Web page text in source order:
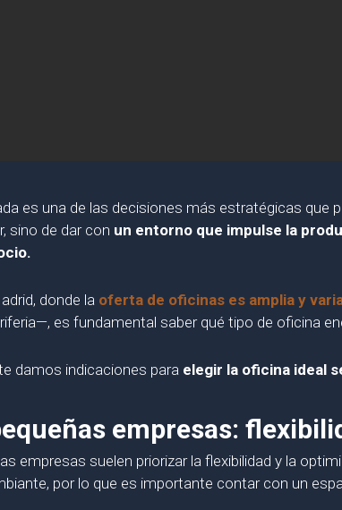
es una de las decisiones más estratégicas
sino de dar con un entorno que impulse la
donde la oferta de oficinas es amplia y
es fundamental saber qué tipo de oficina
damos indicaciones para elegir la oficina ideal
empresas:
empresas suelen priorizar la flexibilidad y la
por lo que es importante contar con un